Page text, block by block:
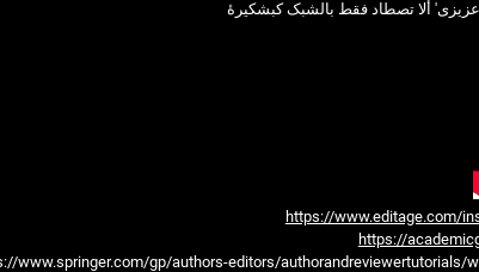
ألا تصطاد فقط بالشبک کبشکیرۀ
https://www.editage.com/
https://
www.springer.com/gp/authors-editors/authorandreviewertutorials/